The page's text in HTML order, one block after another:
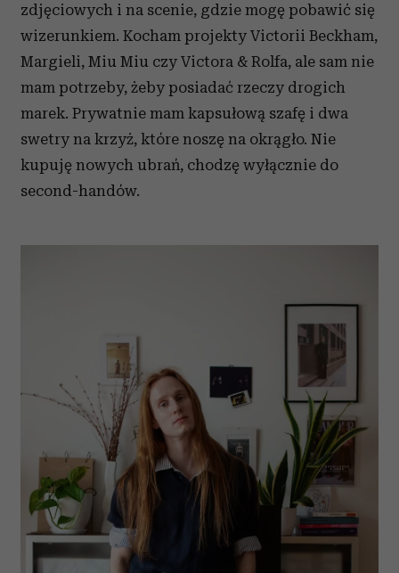
zdjęciowych i na scenie, gdzie mogę pobawić się
wizerunkiem. Kocham projekty Victorii Beckham,
Margieli, Miu Miu czy Victora & Rolfa, ale sam nie
mam potrzeby, żeby posiadać rzeczy drogich
marek. Prywatnie mam kapsułową szafę i dwa
swetry na krzyż, które noszę na okrągło. Nie
kupuję nowych ubrań, chodzę wyłącznie do
second-handów.